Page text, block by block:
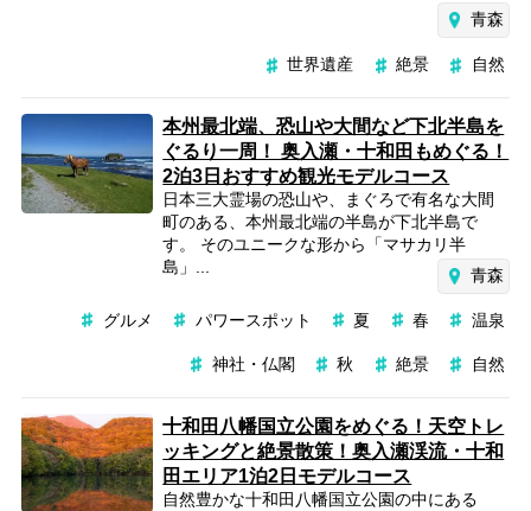
青森
世界遺産 絶景 自然
本州最北端、恐山や大間など下北半島を
ぐるり一周！ 奥入瀬・十和田もめぐる！
2泊3日おすすめ観光モデルコース
日本三大霊場の恐山や、まぐろで有名な大間
町のある、本州最北端の半島が下北半島で
す。 そのユニークな形から「マサカリ半
島」...
青森
グルメ パワースポット 夏 春 温泉
神社・仏閣 秋 絶景 自然
十和田八幡国立公園をめぐる！天空トレ
ッキングと絶景散策！奥入瀬渓流・十和
田エリア1泊2日モデルコース
自然豊かな十和田八幡国立公園の中にある